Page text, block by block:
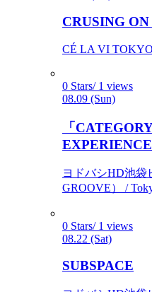
CRUSING
CÉ LA VI
0 Stars/ 1 views
08.09 (Sun)
「
EXPERIENCE
ヨドバシHD池袋
GROOVE） /
0 Stars/ 1 views
08.22 (Sat)
SUBSPACE